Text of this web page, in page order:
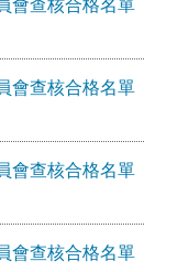
會查核合格名單
會查核合格名單
會查核合格名單
會查核合格名單